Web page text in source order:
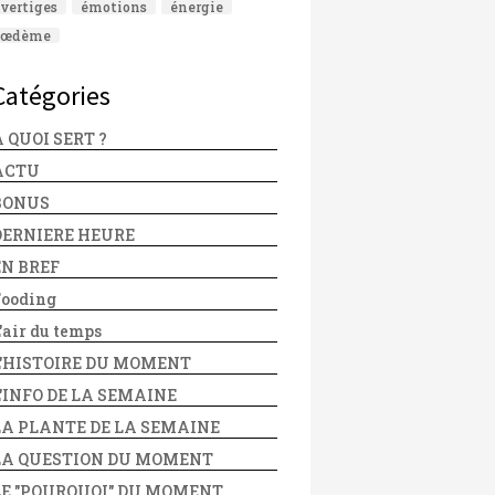
vertiges émotions
énergie
œdème
QUOI SERT ?
HEURE
BREF
du temps
DU MOMENT
DE LA SEMAINE
PLANTE DE LA SEMAINE
QUESTION DU MOMENT